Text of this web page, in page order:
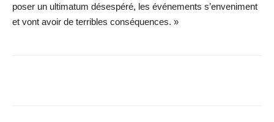
poser un ultimatum désespéré, les événements s’enveniment
et vont avoir de terribles conséquences. »